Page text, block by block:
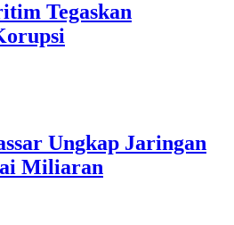
Tegaskan
Ungkap Jaringan
Miliaran